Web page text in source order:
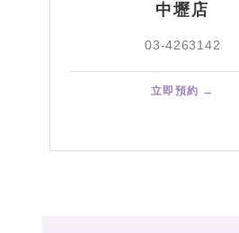
中壢店
03-4263142
立即預約 →